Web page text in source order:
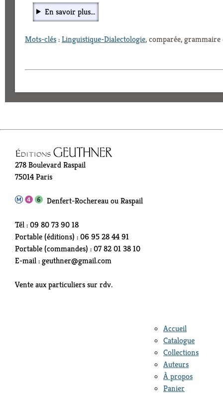
En savoir plus...
Mots-clés:Linguistique-Dialectologie, comparée,
278 Boulevard Raspail
75014 Paris
Denfert-Rochereau ou Raspail
Tél : 09 80 73 90 18
Portable (éditions) : 06 95 28 44 91
Portable (commandes) : 07 82 01 38 10
E-mail : geuthner@gmail.com
Vente aux particuliers sur rdv.
Accueil
Catalogue
Collections
Auteurs
À propos
Panier